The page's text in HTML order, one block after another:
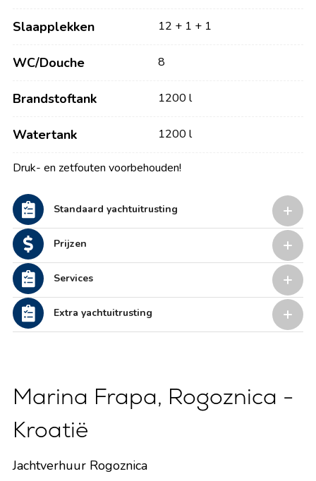
Slaapplekken 12 + 1 + 1
WC/Douche 8
Brandstoftank 1200 l
Watertank 1200 l
Druk- en zetfouten voorbehouden!
Standaard yachtuitrusting
Prijzen
Services
Extra yachtuitrusting
Marina Frapa, Rogoznica -
Kroatië
Jachtverhuur Rogoznica